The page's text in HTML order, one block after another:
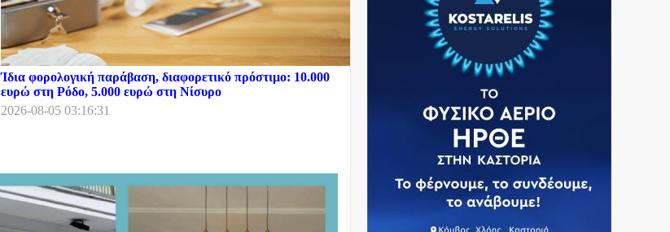
Ίδια φορολογική παράβαση, διαφορετικό πρόστιμο: 10.000
ευρώ στη Ρόδο, 5.000 ευρώ στη Νίσυρο
2026-08-05 03:16:31